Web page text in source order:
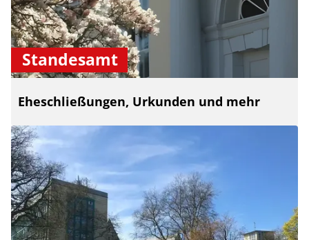
Standesamt
Eheschließungen, Urkunden und mehr